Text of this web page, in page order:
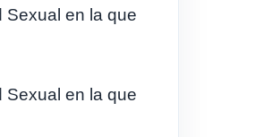
Sexual en la que
Sexual en la que